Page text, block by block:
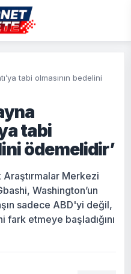
tabi olmasının bedelini
tabi
ödemelidir’
Merkezi
Washington’un
sadece ABD'yi değil,
fark etmeye başladığını